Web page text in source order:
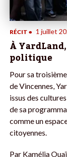
RÉCIT • 1 juillet
À
politique
Pour sa
de Vincennes,
issus des
de sa
comme un
citoyennes.
Par Kamélia